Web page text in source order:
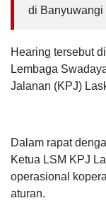
di Banyuwangi
Hearing tersebut
Lembaga
Jalanan (KPJ)
Dalam rapat
Ketua LSM KPJ
operasional
aturan.